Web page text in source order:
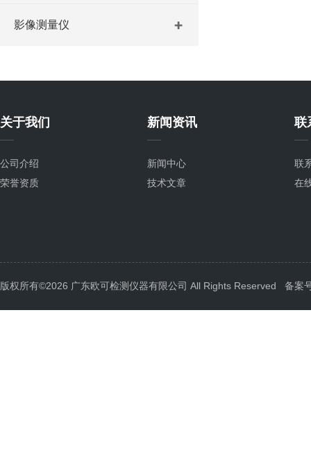
影像测量仪
关于我们
公司介绍
荣誉资质
新闻资讯
新闻中心
技术文章
联
联
在
版权所有©2026 广东欧可检测仪器有限公司 All Rights Reserved 备案